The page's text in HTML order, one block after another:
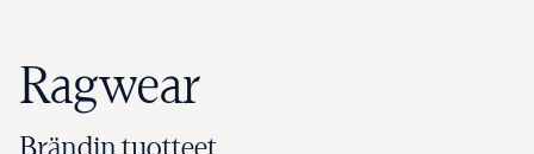
Ragwear